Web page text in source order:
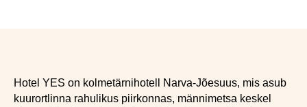
Hotel YES on kolmetärnihotell Narva-Jõesuus, mis asub
kuurortlinna rahulikus piirkonnas, männimetsa keskel